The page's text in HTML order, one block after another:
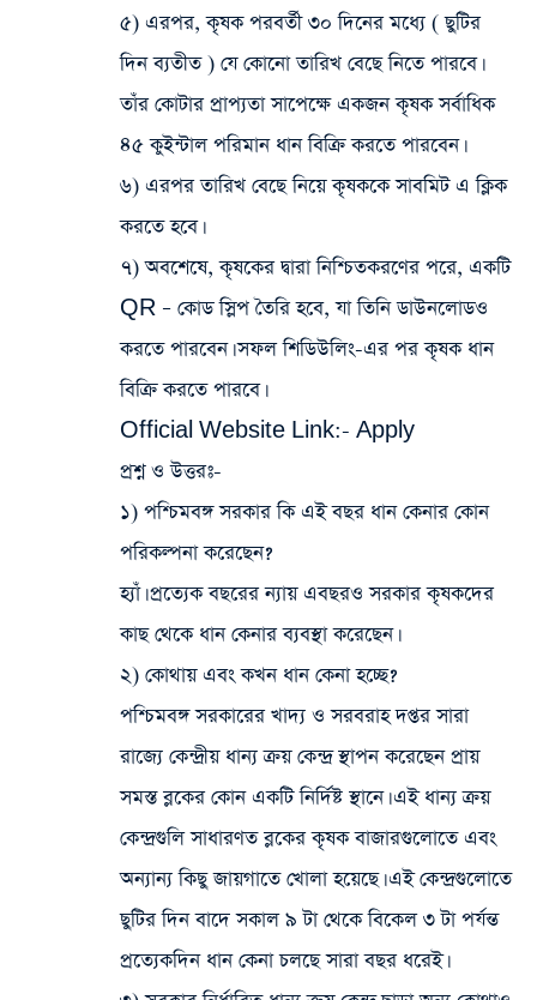
৫) এরপর, কৃষক পরবর্তী ৩০ দিনের মধ্যে ( ছুটির
দিন ব্যতীত ) যে কোনো তারিখ বেছে নিতে পারবে।
তাঁর কোটার প্রাপ্যতা সাপেক্ষে একজন কৃষক সর্বাধিক
৪৫ কুইন্টাল পরিমান ধান বিক্রি করতে পারবেন।
৬) এরপর তারিখ বেছে নিয়ে কৃষককে সাবমিট এ ক্লিক
করতে হবে।
৭) অবশেষে, কৃষকের দ্বারা নিশ্চিতকরণের পরে, একটি
QR – কোড স্লিপ তৈরি হবে, যা তিনি ডাউনলোডও
করতে পারবেন। সফল শিডিউলিং-এর পর কৃষক ধান
বিক্রি করতে পারবে।
Official Website Link:- Apply
প্রশ্ন ও উত্তরঃ-
১) পশ্চিমবঙ্গ সরকার কি এই বছর ধান কেনার কোন
পরিকল্পনা করেছেন?
হ্যাঁ। প্রত্যেক বছরের ন্যায় এবছরও সরকার কৃষকদের
কাছ থেকে ধান কেনার ব্যবস্থা করেছেন।
২) কোথায় এবং কখন ধান কেনা হচ্ছে?
পশ্চিমবঙ্গ সরকারের খাদ্য ও সরবরাহ দপ্তর সারা
রাজ্যে কেন্দ্রীয় ধান্য ক্রয় কেন্দ্র স্থাপন করেছেন প্রায়
সমস্ত ব্লকের কোন একটি নির্দিষ্ট স্থানে। এই ধান্য ক্রয়
কেন্দ্রগুলি সাধারণত ব্লকের কৃষক বাজারগুলোতে এবং
অন্যান্য কিছু জায়গাতে খোলা হয়েছে। এই কেন্দ্রগুলোতে
ছুটির দিন বাদে সকাল ৯ টা থেকে বিকেল ৩ টা পর্যন্ত
প্রত্যেকদিন ধান কেনা চলছে সারা বছর ধরেই।